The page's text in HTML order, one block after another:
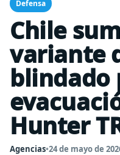
Defensa
Chile
variante
blindado
Hunter
Agencias•24 de mayo de